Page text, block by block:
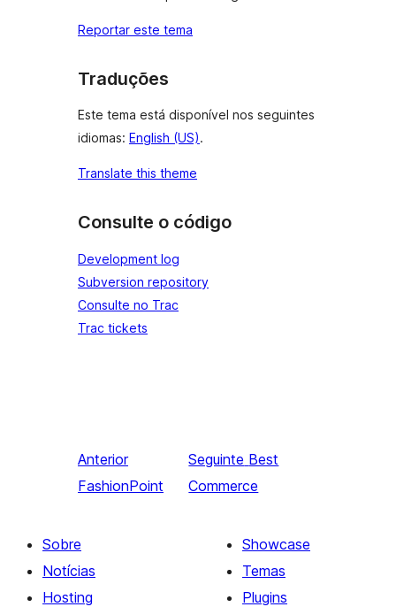
Reportar este tema
Traduções
Este tema está disponível nos seguintes
idiomas: English (US).
Translate this theme
Consulte o código
Development log
Subversion repository
Consulte no Trac
Trac tickets
Anterior
FashionPoint
Seguinte Best
Commerce
Sobre
Notícias
Hosting
Showcase
Temas
Plugins